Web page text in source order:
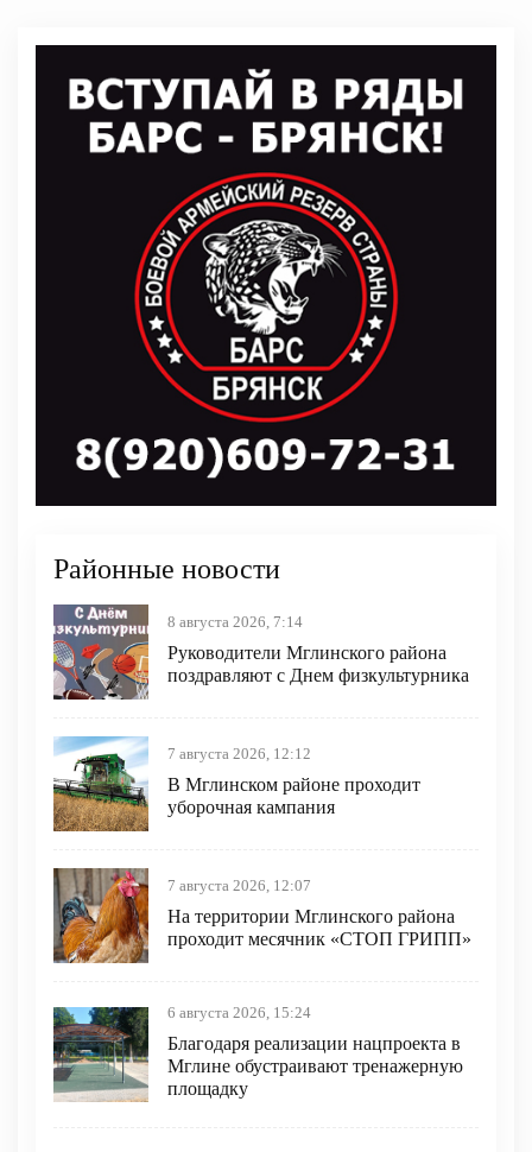
Районные новости
8 августа 2026, 7:14
Руководители Мглинского района
поздравляют с Днем физкультурника
7 августа 2026, 12:12
В Мглинском районе проходит
уборочная кампания
7 августа 2026, 12:07
На территории Мглинского района
проходит месячник «СТОП ГРИПП»
6 августа 2026, 15:24
Благодаря реализации нацпроекта в
Мглине обустраивают тренажерную
площадку